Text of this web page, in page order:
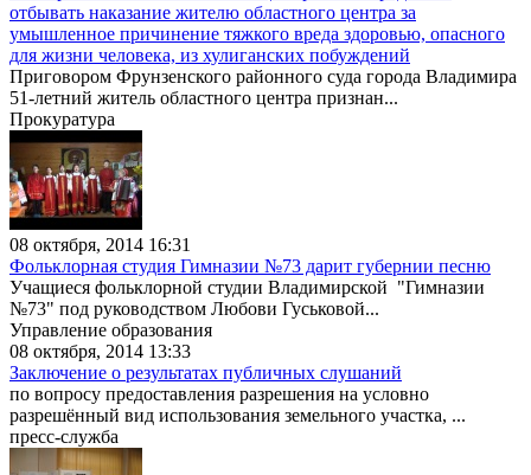
отбывать наказание жителю областного центра за
умышленное причинение тяжкого вреда здоровью, опасного
для жизни человека, из хулиганских побуждений
Приговором Фрунзенского районного суда города Владимира
51-летний житель областного центра признан...
Прокуратура
08 октября, 2014 16:31
Фольклорная студия Гимназии №73 дарит губернии песню
Учащиеся фольклорной студии Владимирской "Гимназии
№73" под руководством Любови Гуськовой...
Управление образования
08 октября, 2014 13:33
Заключение о результатах публичных слушаний
по вопросу предоставления разрешения на условно
разрешённый вид использования земельного участка, ...
пресс-служба